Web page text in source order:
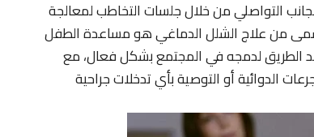
التواصلي من خلال جلسات التخاطب لمعالجة
من علاج الشلل الدماغي هو مساعدة الطفل
الطريق لدمجه في المجتمع بشكل فعال، مع
الدوائية أو التوصية بأي تدخلات جراحية